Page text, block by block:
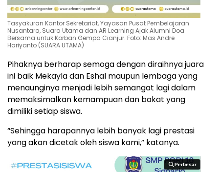
Tasyakuran Kantor Sekretariat, Yayasan Pusat Pembelajaran
Nusantara, Suara Utama dan AR Learning Ajak Alumni Doa
Bersama untuk Korban Gempa Cianjur. Foto: Mas Andre
Hariyanto (SUARA UTAMA)
Pihaknya berharap semoga dengan diraihnya juara
ini baik Mekayla dan Eshal maupun lembaga yang
menaunginya menjadi lebih semangat lagi dalam
memaksimalkan kemampuan dan bakat yang
dimiliki setiap siswa.
“Sehingga harapannya lebih banyak lagi prestasi
yang akan dicetak oleh siswa kami,” katanya.
Perbesar
Perbesar